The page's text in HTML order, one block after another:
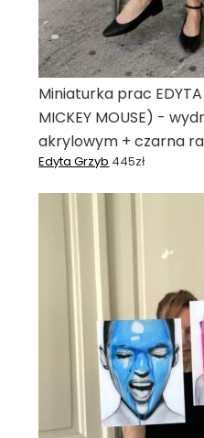
Miniaturka prac EDYTA
MICKEY MOUSE) -
akrylowym + czarna
Edyta Grzyb 445zł